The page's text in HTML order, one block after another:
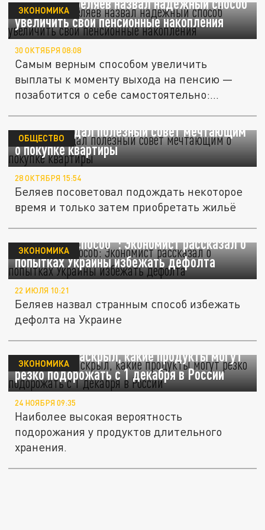
увеличить свои пенсионные накопления
ЭКОНОМИКА
30 ОКТЯБРЯ 08:08
Самым верным способом увеличить
выплаты к моменту выхода на пенсию —
позаботится о себе самостоятельно:...
Экономист дал полезный совет мечтающим
о покупке квартиры
ОБЩЕСТВО
28 ОКТЯБРЯ 15:54
Беляев посоветовал подождать некоторое
время и только затем приобретать жильё
"Странный способ": Экономист рассказал о
попытках Украины избежать дефолта
ЭКОНОМИКА
22 ИЮЛЯ 10:21
Беляев назвал странным способ избежать
дефолта на Украине
Экономист раскрыл, какие продукты могут
резко подорожать с 1 декабря в России
ЭКОНОМИКА
24 НОЯБРЯ 09:35
Наиболее высокая вероятность
подорожания у продуктов длительного
хранения.